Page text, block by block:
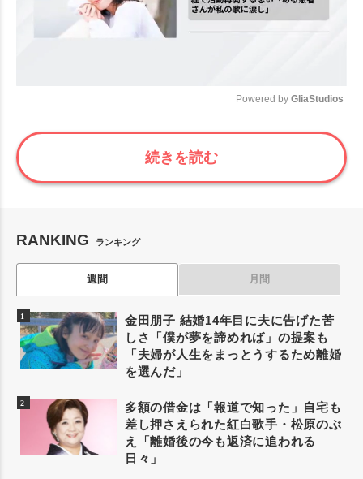
Mute
Powered by GliaStudios
続きを読む
RANKING ランキング
週間 月間
金田朋子 結婚14年目に夫に告げた苦
しさ「僕が夢を諦めれば」の提案も
「夫婦が人生をまっとうするため離婚
を選んだ」
多額の借金は「報道で知った」自宅も
差し押さえられた紅白歌手・松原のぶ
え「離婚後の今も返済に追われる
日々」